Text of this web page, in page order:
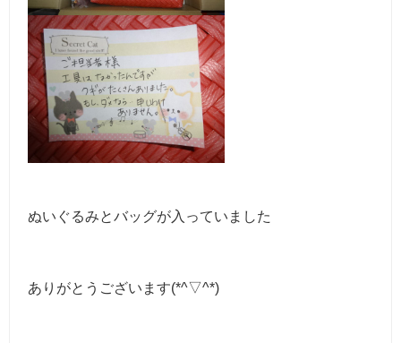
ぬいぐるみとバッグが入っていました
ありがとうございます(*^▽^*)